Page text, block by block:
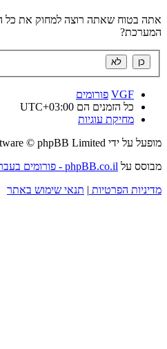
אתה בטוח שאתה רוצה למחוק את כל
המערכת?
VGF פורומים
כל הזמנים הם UTC+03:00
מחיקת עוגיות
מופעל על ידי © phpBB Limited
מבוסס על phpBB.co.il - פורומים בעברית
מדיניות הפרטיות | תנאי שימוש באתר